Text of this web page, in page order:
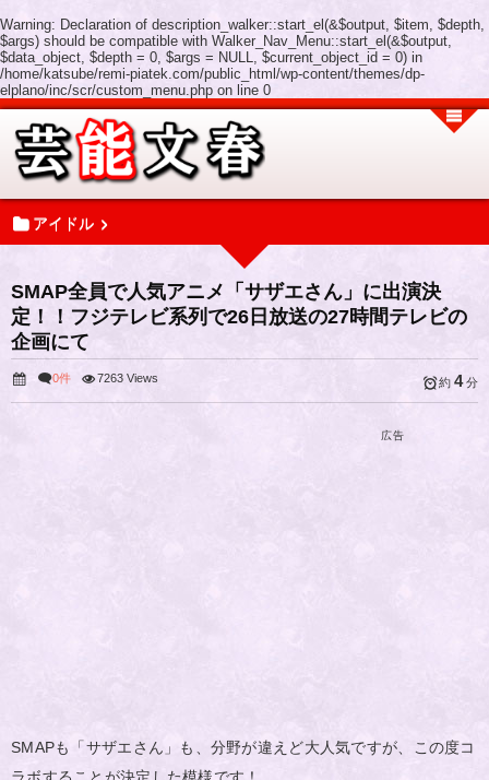
Warning: Declaration of description_walker::start_el(&$output, $item, $depth,
$args) should be compatible with Walker_Nav_Menu::start_el(&$output,
$data_object, $depth = 0, $args = NULL, $current_object_id = 0) in
/home/katsube/remi-piatek.com/public_html/wp-content/themes/dp-
elplano/inc/scr/custom_menu.php on line 0
アイドル
SMAP全員で人気アニメ「サザエさん」に出演決
定！！フジテレビ系列で26日放送の27時間テレビの
企画にて
0件 7263 Views 約 4分
広告
SMAPも「サザエさん」も、分野が違えど大人気ですが、この度コ